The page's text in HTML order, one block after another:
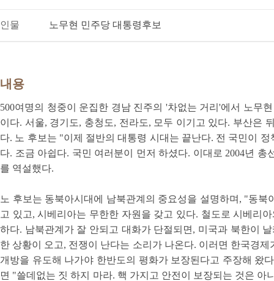
인물 노무현 민주당 대통령후보
내용
500여명의 청중이 운집한 경남 진주의 '차없는 거리'에서 노무
이다. 서울, 경기도, 충청도, 전라도, 모두 이기고 있다. 부산은
다. 노 후보는 "이제 절반의 대통령 시대는 끝난다. 전 국민이
다. 조금 아쉽다. 국민 여러분이 먼저 하셨다. 이대로 2004년
를 역설했다.
노 후보는 동북아시대에 남북관계의 중요성을 설명하며, "동
고 있고, 시베리아는 무한한 자원을 갖고 있다. 철도로 시베리
하다. 남북관계가 잘 안되고 대화가 단절되면, 미국과 북한이
한 상황이 오고, 전쟁이 난다는 소리가 나온다. 이러면 한국경
개방을 유도해 나가야 한반도의 평화가 보장된다고 주장해 왔
면 "쓸데없는 짓 하지 마라. 핵 가지고 안전이 보장되는 것은